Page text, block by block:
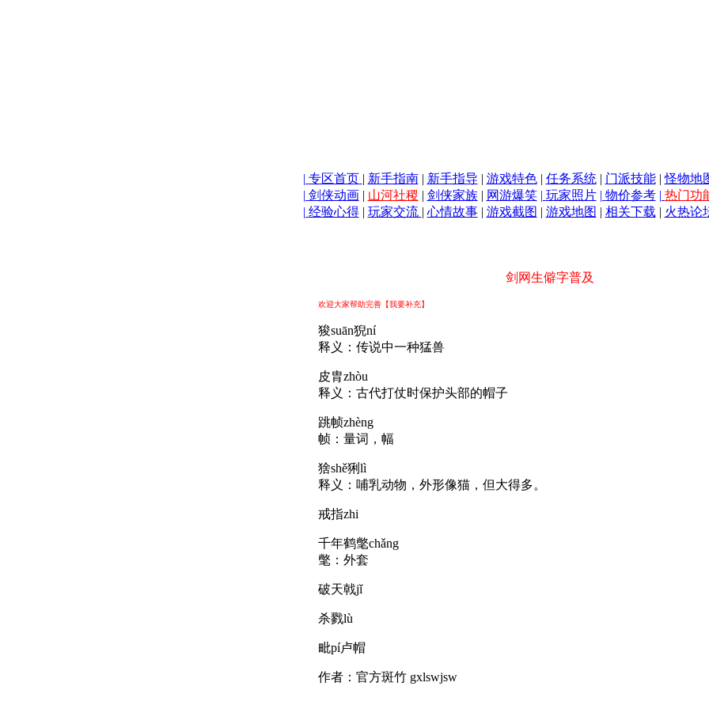
| 专区首页 | 新手指南| 新手指导 | 游戏特色| 任务系统| 门派技能|怪物地
| 剑侠动画| 山河社稷 | 剑侠家族| 网游爆笑 | 玩家照片 | 物价参考 | 热门功
| 经验心得| 玩家交流 | 心情故事| 游戏截图 | 游戏地图 | 相关下载 | 火热论
剑网生僻字普及
欢迎大家帮助完善【我要补充】
狻suān猊ní
释义：传说中一种猛兽
皮胄zhòu
释义：古代打仗时保护头部的帽子
跳帧zhèng
帧：量词，幅
猞shě猁lì
释义：哺乳动物，外形像猫，但大得多。
戒指zhi
千年鹤氅chǎng
氅：外套
破天戟jǐ
杀戮lù
毗pí卢帽
作者：官方斑竹 gxlswjsw